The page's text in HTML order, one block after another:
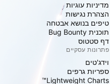
מדיניות עוגיות
הצהרת נגישות
טיפים בנושא אבטחה
תוכנית Bug Bounty
דף סטטוס
פתרונות עסקיים
וידג'טים
ספריות גרפים
Lightweight Charts™